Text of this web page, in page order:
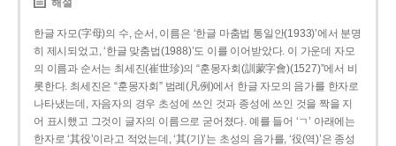
해설
한글 자모(字母)의 수, 순서, 이름은 ‘한글 마춤법 통일안(1933)’에서 분명
히 제시되었고, ‘한글 맞춤법(1988)’도 이를 이어받았다. 이 가운데 자모
의 이름과 순서는 최세진(崔世珍)의 “훈몽자회(訓蒙字會)(1527)”에서 비
롯한다. 최세진은 “훈몽자회” 범례(凡例)에서 한글 자모의 음가를 한자로
나타냈는데, 자음자의 경우 초성에 쓰인 것과 종성에 쓰인 것을 짝을 지
어 표시했고 그것이 글자의 이름으로 굳어졌다. 예를 들어 ‘ㄱ’ 아래에는
한자로 ‘其役’이라고 적었는데, ‘其(기)’는 초성의 음가를, ‘役(역)’은 종성